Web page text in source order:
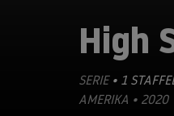
High
SERIE • 1
AMERIKA • 2020